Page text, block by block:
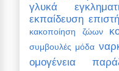
γλυκά
εκπαίδευση
κακοποίηση ζώων
συμβουλές μόδα
ομογένεια